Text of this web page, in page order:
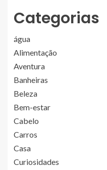
Categorias
água
Alimentação
Aventura
Banheiras
Beleza
Bem-estar
Cabelo
Carros
Casa
Curiosidades